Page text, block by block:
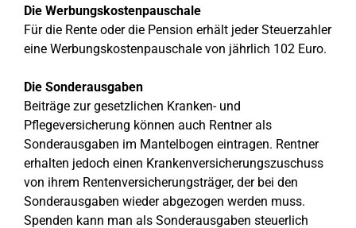
Die Werbungskostenpauschale
Für die Rente oder die Pension erhält jeder Steuerzahler
eine Werbungskostenpauschale von jährlich 102 Euro.
Die Sonderausgaben
Beiträge zur gesetzlichen Kranken- und
Pflegeversicherung können auch Rentner als
Sonderausgaben im Mantelbogen eintragen. Rentner
erhalten jedoch einen Krankenversicherungszuschuss
von ihrem Rentenversicherungsträger, der bei den
Sonderausgaben wieder abgezogen werden muss.
Spenden kann man als Sonderausgaben steuerlich